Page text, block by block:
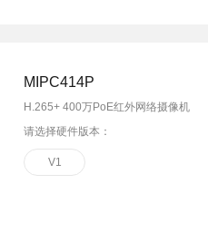
MIPC414P
H.265+ 400万PoE红外网络摄像机
请选择硬件版本：
V1